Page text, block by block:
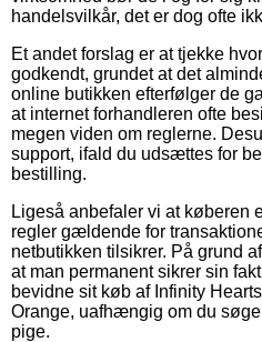
handelsvilkår, det er dog ofte
Et andet forslag er at tjekke
godkendt, grundet at det
online butikken efterfølger de
at internet forhandleren ofte
megen viden om reglerne.
support, ifald du udsættes for
bestilling.
Ligeså anbefaler vi at køberen
regler gældende for
netbutikken tilsikrer. På grund
at man permanent sikrer sin
bevidne sit køb af Infinity
Orange, uafhængig om du
pige.